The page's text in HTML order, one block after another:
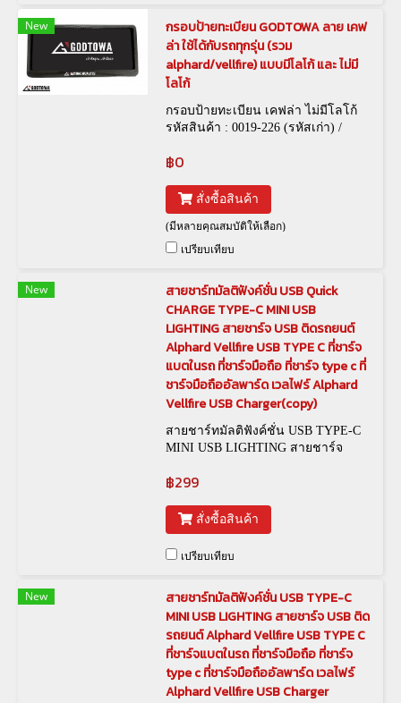
New
กรอบป้ายทะเบียน GODTOWA ลาย เคฟ
ล่า ใช้ได้กับรถทุกรุ่น (รวม
alphard/vellfire) แบบมีโลโก้ และ ไม่มี
โลโก้
กรอบป้ายทะเบียน เคฟล่า ไม่มีโลโก้
รหัสสินค้า : 0019-226 (รหัสเก่า) /
ทะเบียน Godtowa เคฟล่า 0019-127
฿0
สั่งซื้อสินค้า
(มีหลายคุณสมบัติให้เลือก)
เปรียบเทียบ
New
สายชาร์ทมัลติฟังค์ชั่น USB Quick
CHARGE TYPE-C MINI USB
LIGHTING สายชาร์จ USB ติดรถยนต์
Alphard Vellfire USB TYPE C ที่ชาร์จ
แบตในรถ ที่ชาร์จมือถือ ที่ชาร์จ type c ที่
ชาร์จมือถืออัลพาร์ด เวลไฟร์ Alphard
Vellfire USB Charger(copy)
สายชาร์ทมัลติฟังค์ชั่น USB TYPE-C
MINI USB LIGHTING สายชาร์จ
฿299
สั่งซื้อสินค้า
เปรียบเทียบ
New
สายชาร์ทมัลติฟังค์ชั่น USB TYPE-C
MINI USB LIGHTING สายชาร์จ USB ติด
รถยนต์ Alphard Vellfire USB TYPE C
ที่ชาร์จแบตในรถ ที่ชาร์จมือถือ ที่ชาร์จ
type c ที่ชาร์จมือถืออัลพาร์ด เวลไฟร์
Alphard Vellfire USB Charger